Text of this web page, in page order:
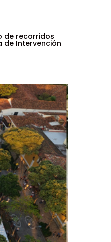
de recorridos
de Intervención